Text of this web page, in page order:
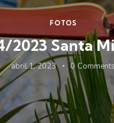
FOTOS
2023 Santa
abril 1, 2023 0 Comments